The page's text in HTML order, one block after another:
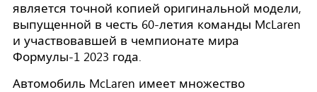
является точной копией оригинальной модели,
выпущенной в честь 60-летия команды McLaren
и участвовавшей в чемпионате мира
Формулы-1 2023 года.
Автомобиль McLaren имеет множество